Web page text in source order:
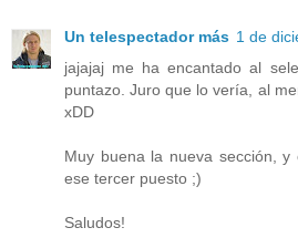
Un telespectador más 1 de
jajajaj me ha encantado al
puntazo. Juro que lo vería, al
xDD
Muy buena la nueva sección,
ese tercer puesto ;)
Saludos!